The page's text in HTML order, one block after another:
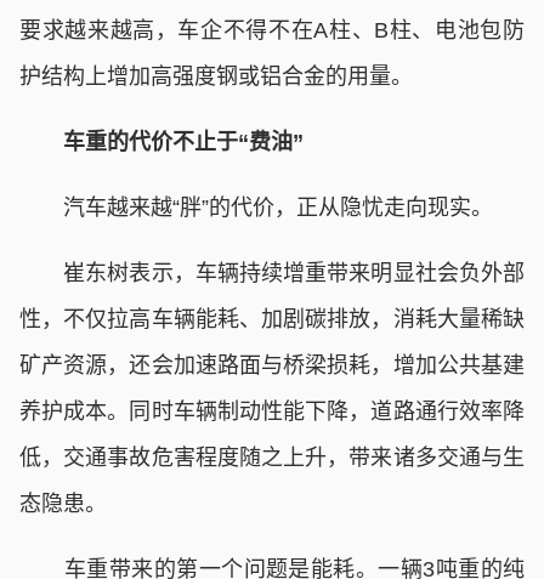
要求越来越高，车企不得不在A柱、B柱、电池包防
护结构上增加高强度钢或铝合金的用量。
车重的代价不止于“费油”
汽车越来越“胖”的代价，正从隐忧走向现实。
崔东树表示，车辆持续增重带来明显社会负外部
性，不仅拉高车辆能耗、加剧碳排放，消耗大量稀缺
矿产资源，还会加速路面与桥梁损耗，增加公共基建
养护成本。同时车辆制动性能下降，道路通行效率降
低，交通事故危害程度随之上升，带来诸多交通与生
态隐患。
车重带来的第一个问题是能耗。一辆3吨重的纯